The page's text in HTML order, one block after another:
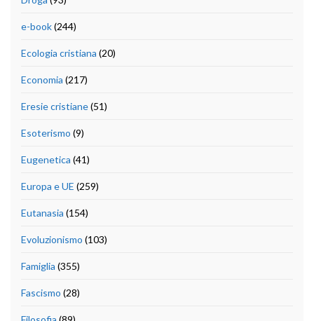
e-book(244)
Ecologia cristiana (20)
Economia (217)
Eresie cristiane(51)
Esoterismo (9)
Eugenetica (41)
Europa e UE (259)
Eutanasia (154)
Evoluzionismo (103)
Famiglia (355)
Fascismo (28)